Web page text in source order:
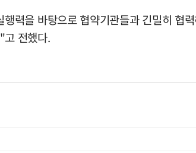
력을 바탕으로 협약기관들과 긴밀히 협
고 전했다.